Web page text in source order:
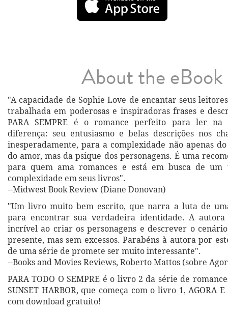
About the eBook
"A capacidade de Sophie Love de encantar seus
trabalhada em poderosas e inspiradoras frases e
PARA SEMPRE é o romance perfeito para ler
diferença: seu entusiasmo e belas descrições nos
inesperadamente, para a complexidade não apenas
do amor, mas da psique dos personagens. É uma
para quem ama romances e está em busca de um
complexidade em seus livros".
--Midwest Book Review (Diane Donovan)
"Um livro muito bem escrito, que narra a luta de
para encontrar sua verdadeira identidade. A
incrível ao criar os personagens e descrever o
presente, mas sem excessos. Parabéns à autora por
de uma série de promete ser muito interessante".
--Books and Movies Reviews, Roberto Mattos (sobre
PARA TODO O SEMPRE é o livro 2 da série de
SUNSET HARBOR, que começa com o livro 1, AGORA
com download gratuito!